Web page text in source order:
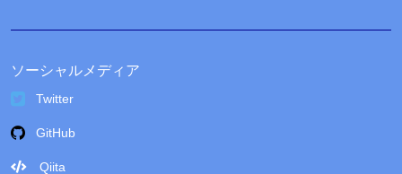
ソーシャルメディア
Twitter
GitHub
Qiita